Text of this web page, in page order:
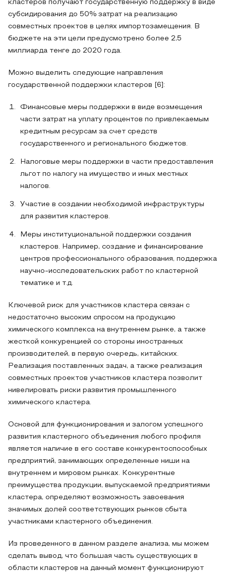
кластеров получают государственную поддержку в виде
субсидирования до 50% затрат на реализацию
совместных проектов в целях импортозамещения. В
бюджете на эти цели предусмотрено более 2,5
миллиарда тенге до 2020 года.
Можно выделить следующие направления
государственной поддержки кластеров [6]:
Финансовые меры поддержки в виде возмещения
части затрат на уплату процентов по привлекаемым
кредитным ресурсам за счет средств
государственного и регионального бюджетов.
Налоговые меры поддержки в части предоставления
льгот по налогу на имущество и иных местных
налогов.
Участие в создании необходимой инфраструктуры
для развития кластеров.
Меры институциональной поддержки создания
кластеров. Например, создание и финансирование
центров профессионального образования, поддержка
научно-исследовательских работ по кластерной
тематике и т.д.
Ключевой риск для участников кластера связан с
недостаточно высоким спросом на продукцию
химического комплекса на внутреннем рынке, а также
жесткой конкуренцией со стороны иностранных
производителей, в первую очередь, китайских.
Реализация поставленных задач, а также реализация
совместных проектов участников кластера позволит
нивелировать риски развития промышленного
химического кластера.
Основой для функционирования и залогом успешного
развития кластерного объединения любого профиля
является наличие в его составе конкурентоспособных
предприятий, занимающих определенные ниши на
внутреннем и мировом рынках. Конкурентные
преимущества продукции, выпускаемой предприятиями
кластера, определяют возможность завоевания
значимых долей соответствующих рынков сбыта
участниками кластерного объединения.
Из проведенного в данном разделе анализа, мы можем
сделать вывод, что большая часть существующих в
области кластеров на данный момент функционируют